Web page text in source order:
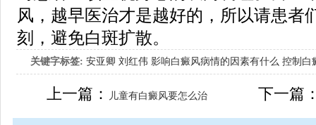
风，越早医治才是越好的，所以请患者
刻，避免白斑扩散。
关键字标签: 安亚卿 刘红伟 影响白癜风病情的因素有什么 控制白
女生应该如何治疗呢
上一篇： 儿童有白癜风要怎么治 下一篇